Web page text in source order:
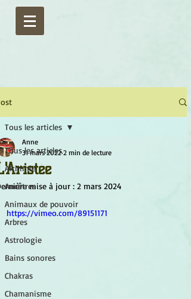
Tous les articles
Alchimie
Ancêtres
Animaux de pouvoir
Arbres
Astrologie
Bains sonores
Chakras
Chamanisme
Tous les articles
Anne
31 mars 2022 2 min de lecture
mise à jour : 2 mars 2024
https://vimeo.com/89151171